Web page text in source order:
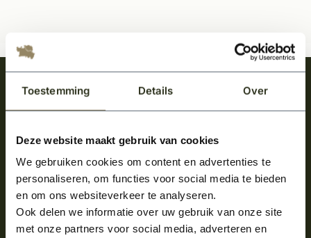
Toestemming Details Over
Deze website maakt gebruik van cookies
We gebruiken cookies om content en advertenties te
personaliseren, om functies voor social media te bieden
en om ons websiteverkeer te analyseren.
Ook delen we informatie over uw gebruik van onze site
met onze partners voor social media, adverteren en
Meld je aan en ontvang het laatste nieuws
over onze kempische bouwstijl!
Aanmelden voor de nieuwsbrief